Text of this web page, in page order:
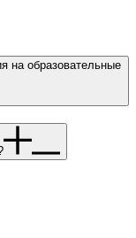
на образовательные